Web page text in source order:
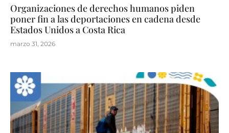
Organizaciones de derechos humanos piden
poner fin a las deportaciones en cadena desde
Estados Unidos a Costa Rica
marzo 31, 2026